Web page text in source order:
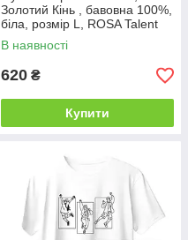
Золотий Кінь , бавовна 100%,
біла, розмір L, ROSA Talent
В наявності
620 ₴
Купити